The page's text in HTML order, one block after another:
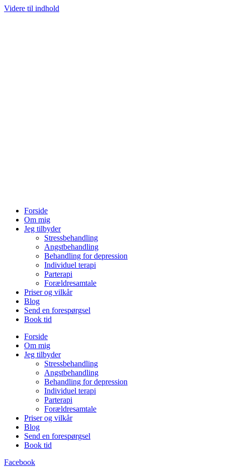
Videre til indhold
Forside
Om mig
Jeg tilbyder
Stressbehandling
Angstbehandling
Behandling for depression
Individuel terapi
Parterapi
Forældresamtale
Priser og vilkår
Blog
Send en forespørgsel
Book tid
Forside
Om mig
Jeg tilbyder
Stressbehandling
Angstbehandling
Behandling for depression
Individuel terapi
Parterapi
Forældresamtale
Priser og vilkår
Blog
Send en forespørgsel
Book tid
Facebook